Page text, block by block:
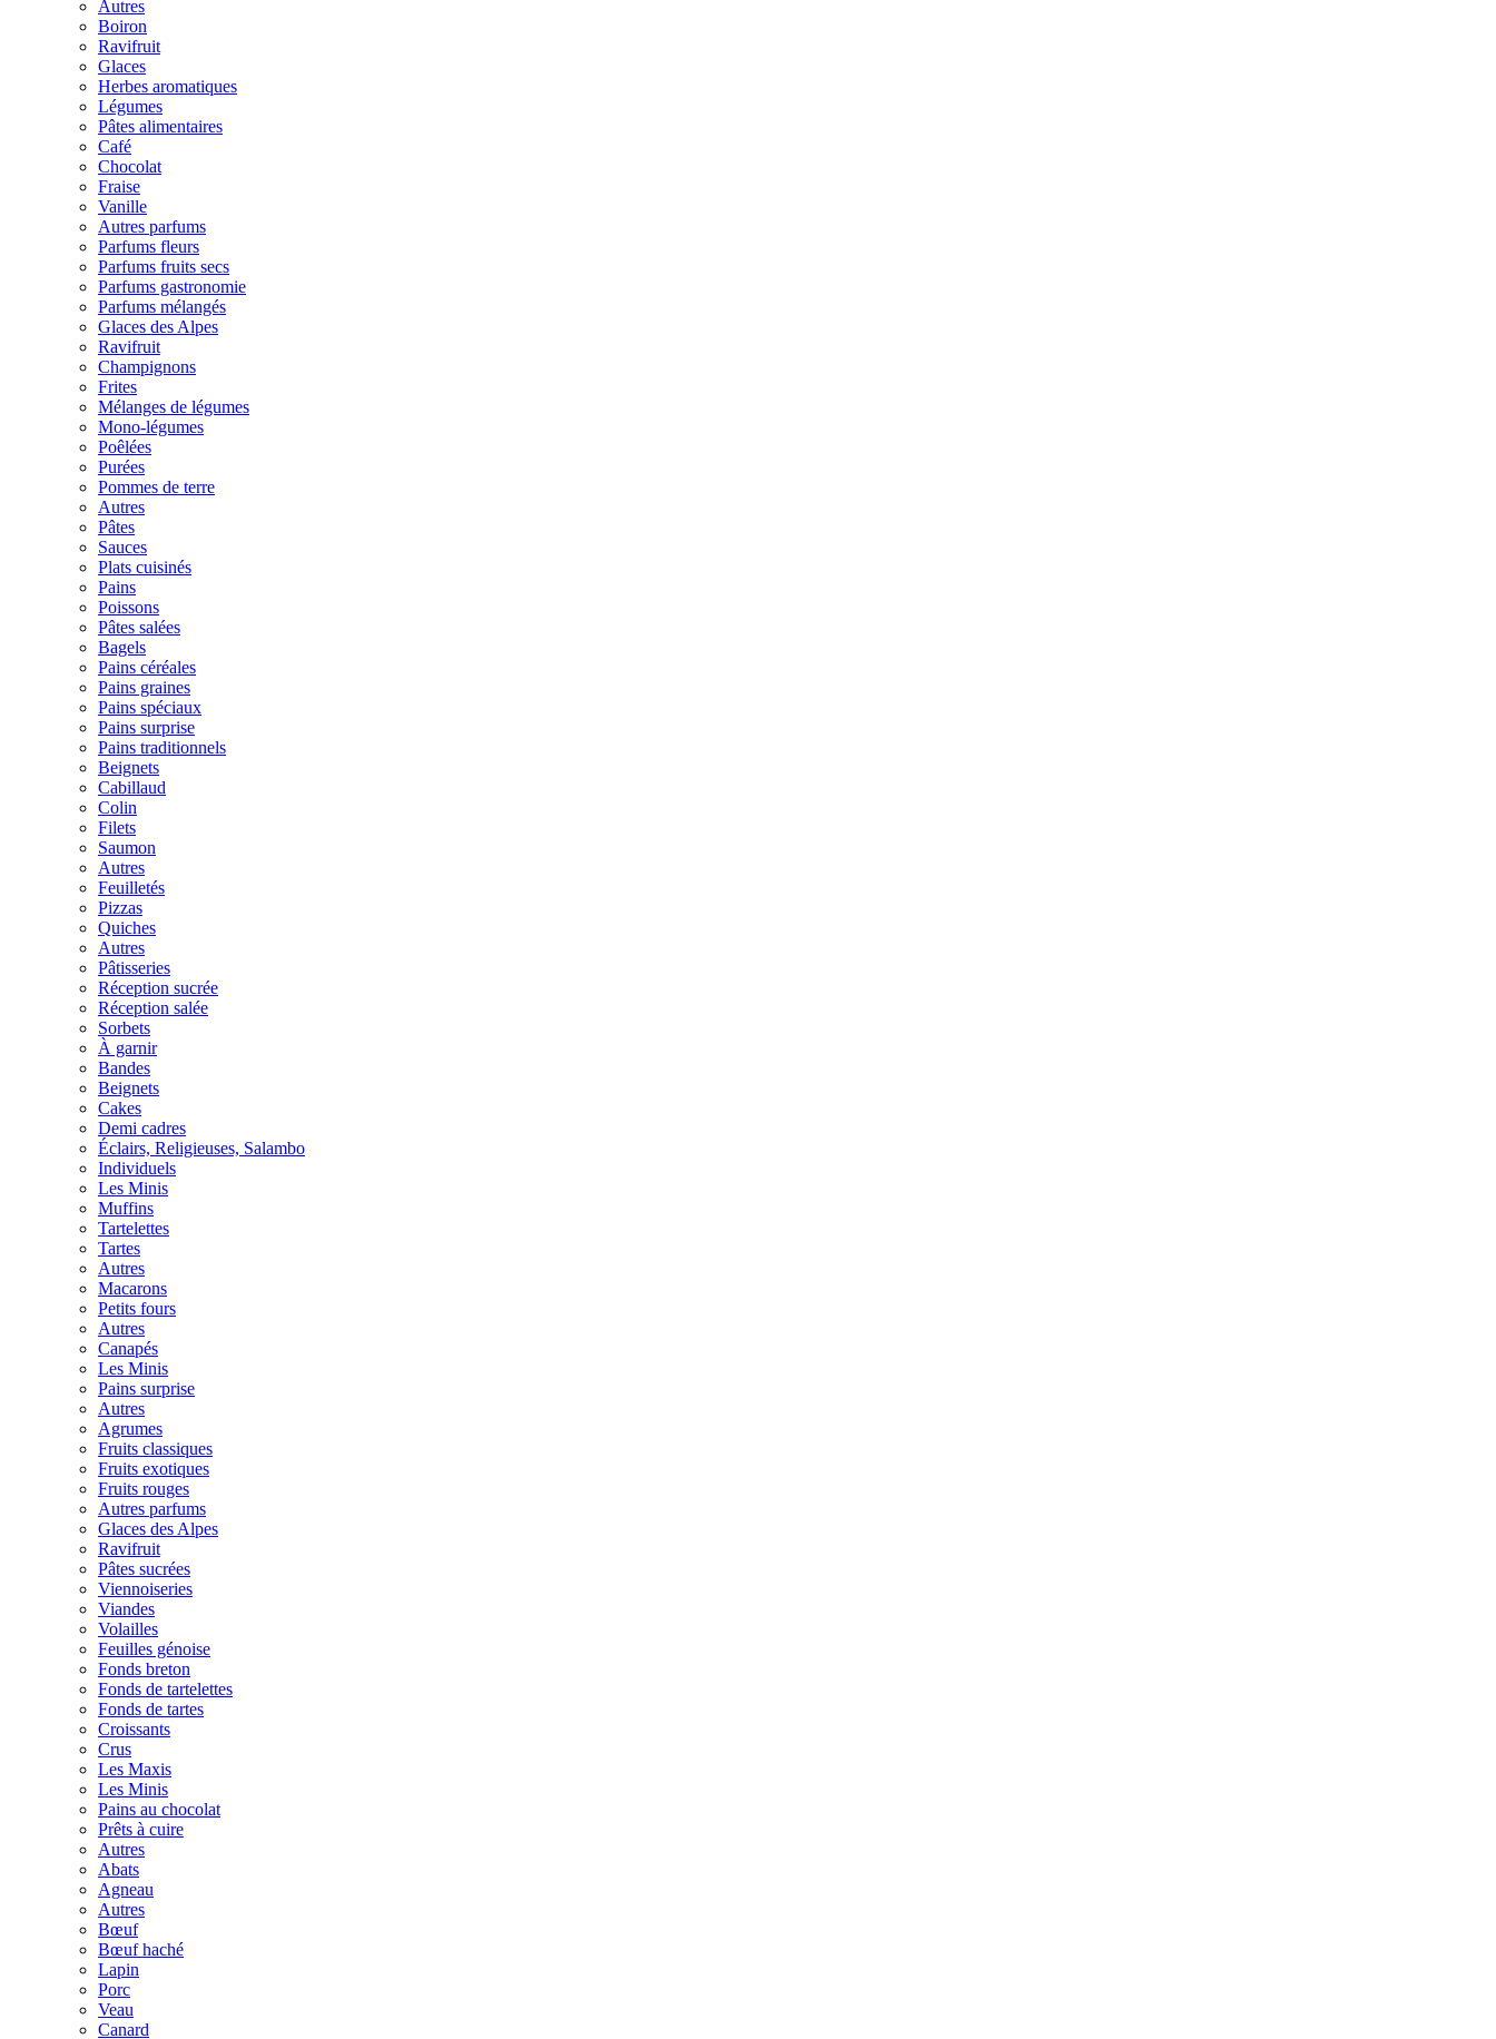
Autres
Boiron
Ravifruit
Glaces
Herbes aromatiques
Légumes
Pâtes alimentaires
Café
Chocolat
Fraise
Vanille
Autres parfums
Parfums fleurs
Parfums fruits secs
Parfums gastronomie
Parfums mélangés
Glaces des Alpes
Ravifruit
Champignons
Frites
Mélanges de légumes
Mono-légumes
Poêlées
Purées
Pommes de terre
Autres
Pâtes
Sauces
Plats cuisinés
Pains
Poissons
Pâtes salées
Bagels
Pains céréales
Pains graines
Pains spéciaux
Pains surprise
Pains traditionnels
Beignets
Cabillaud
Colin
Filets
Saumon
Autres
Feuilletés
Pizzas
Quiches
Autres
Pâtisseries
Réception sucrée
Réception salée
Sorbets
À garnir
Bandes
Beignets
Cakes
Demi cadres
Éclairs, Religieuses, Salambo
Individuels
Les Minis
Muffins
Tartelettes
Tartes
Autres
Macarons
Petits fours
Autres
Canapés
Les Minis
Pains surprise
Autres
Agrumes
Fruits classiques
Fruits exotiques
Fruits rouges
Autres parfums
Glaces des Alpes
Ravifruit
Pâtes sucrées
Viennoiseries
Viandes
Volailles
Feuilles génoise
Fonds breton
Fonds de tartelettes
Fonds de tartes
Croissants
Crus
Les Maxis
Les Minis
Pains au chocolat
Prêts à cuire
Autres
Abats
Agneau
Autres
Bœuf
Bœuf haché
Lapin
Porc
Veau
Canard